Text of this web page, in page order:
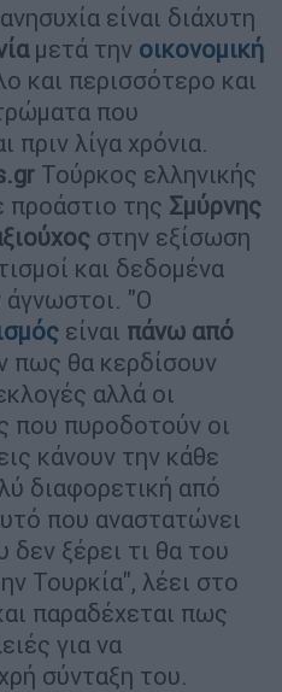
είναι διάχυτη
μετά την οικονομική
και περισσότερο και
που
πριν λίγα χρόνια.
Τούρκος ελληνικής
προάστιο της Σμύρνης
στην εξίσωση
και δεδομένα
άγνωστοι. "Ο
είναι πάνω από
πως θα κερδίσουν
αλλά οι
που πυροδοτούν οι
κάνουν την κάθε
διαφορετική από
που αναστατώνει
δεν ξέρει τι θα του
Τουρκία", λέει στο
παραδέχεται πως
για να
σύνταξη του.